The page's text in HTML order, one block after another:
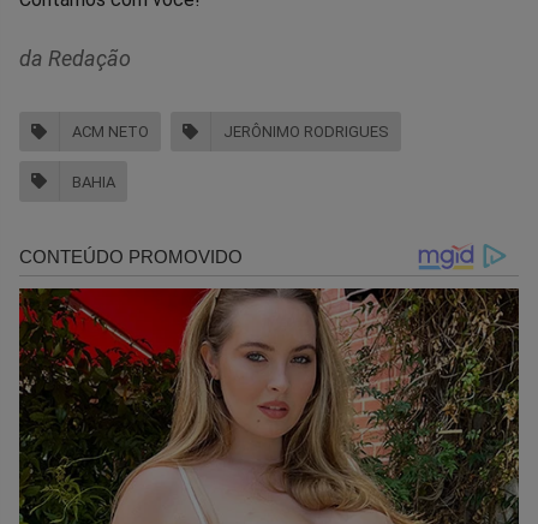
da Redação
ACM NETO JERÔNIMO RODRIGUES
BAHIA